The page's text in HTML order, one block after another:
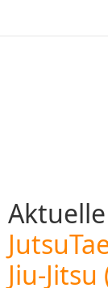
Jutsu
Jiu-Jitsu